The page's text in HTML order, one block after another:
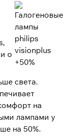
о
света.
на
лампами у
на 50%.